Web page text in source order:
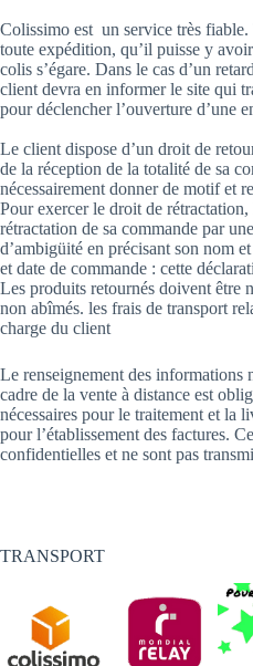
Colissimo est un service très
toute expédition, qu’il puisse y
colis s’égare. Dans le cas d’un
client devra en informer le site qui
pour déclencher l’ouverture d’une
Le client dispose d’un droit de
de la réception de la totalité de sa
nécessairement donner de motif et
Pour exercer le droit de
rétractation de sa commande par
d’ambigüité en précisant son nom
et date de commande : cette
Les produits retournés doivent être
non abîmés. les frais de transport
charge du client
Le renseignement des informations
cadre de la vente à distance est
nécessaires pour le traitement et la
pour l’établissement des factures.
confidentielles et ne sont pas
TRANSPORT